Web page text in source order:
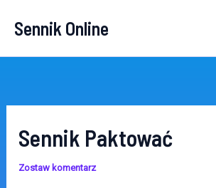
Sennik Online
Sennik Paktować
Zostaw komentarz